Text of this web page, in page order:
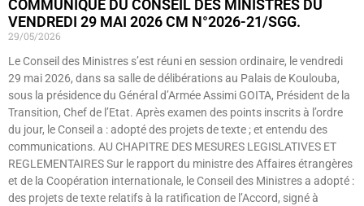
COMMUNIQUE DU CONSEIL DES MINISTRES DU
VENDREDI 29 MAI 2026 CM N°2026-21/SGG.
29/05/2026
Le Conseil des Ministres s’est réuni en session ordinaire, le vendredi
29 mai 2026, dans sa salle de délibérations au Palais de Koulouba,
sous la présidence du Général d’Armée Assimi GOITA, Président de la
Transition, Chef de l’Etat. Après examen des points inscrits à l’ordre
du jour, le Conseil a : adopté des projets de texte ; et entendu des
communications. AU CHAPITRE DES MESURES LEGISLATIVES ET
REGLEMENTAIRES Sur le rapport du ministre des Affaires étrangères
et de la Coopération internationale, le Conseil des Ministres a adopté :
des projets de texte relatifs à la ratification de l’Accord, signé à